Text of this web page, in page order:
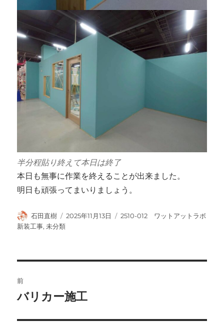
半分程貼り終えて本日は終了
本日も無事に作業を終えることが出来ました。
明日も頑張ってまいりましょう。
投
稿
石田直樹
投
2025年11月13日
カ
2510-012 ワットアットラボ
新装工事,未分類
稿
前
前
投
バリカー施工